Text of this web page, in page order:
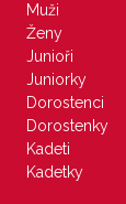
Muži
Ženy
Junioři
Juniorky
Dorostenci
Dorostenky
Kadeti
Kadetky